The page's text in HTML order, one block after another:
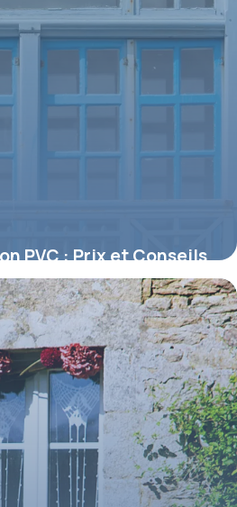
PVC : Prix et Conseils